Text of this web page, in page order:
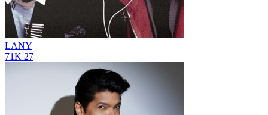
LANY
71K 27